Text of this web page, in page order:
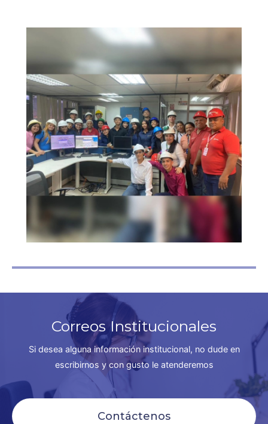
Correos Institucionales
Si desea alguna información institucional, no dude en
escribirnos y con gusto le atenderemos
Contáctenos